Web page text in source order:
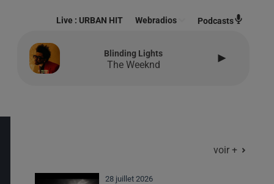
Live : URBAN HIT Webradios Podcasts
Blinding Lights
The Weeknd
voir +
28 juillet 2026